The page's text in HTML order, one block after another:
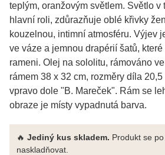
teplým, oranžovým světlem. Světlo v
hlavní roli, zdůrazňuje oblé křivky
kouzelnou, intimní atmosféru. Výjev
ve váze a jemnou drapérií šatů,
rameni. Olej na sololitu, rámováno
rámem 38 x 32 cm, rozměry díla
vpravo dole "B. Mareček". Rám se
obraze je místy vypadnutá barva.
🔥 Jediný kus skladem. Produkt se
naskladňovat.